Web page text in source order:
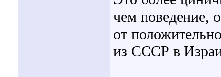
чем поведение,
от
из СССР в